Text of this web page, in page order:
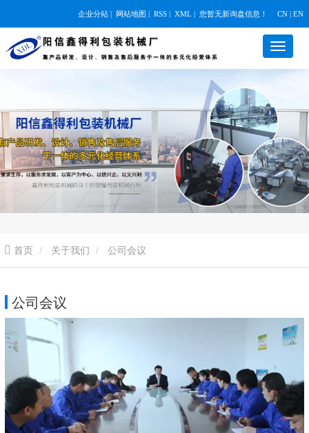
企业分站| 网站地图 | RSS| XML | 您暂无新询盘信息！ CN | EN
首页 关于我们 公司会议
公司会议